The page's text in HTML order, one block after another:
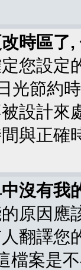
時區了
您設定
光節約
設計來
與正確
沒有我
原因應
人翻譯
檔案是